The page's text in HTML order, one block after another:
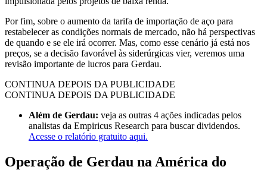
Por fim, sobre o aumento da tarifa de importação de aço para
restabelecer as condições normais de mercado, não há perspectivas
de quando e se ele irá ocorrer. Mas, como esse cenário já está nos
preços, se a decisão favorável às siderúrgicas vier, veremos uma
revisão importante de lucros para Gerdau.
CONTINUA DEPOIS DA PUBLICIDADE
CONTINUA DEPOIS DA PUBLICIDADE
Além de Gerdau: veja as outras 4 ações indicadas pelos
analistas da Empiricus Research para buscar dividendos.
Acesse o relatório gratuito aqui.
Operação de Gerdau na América do